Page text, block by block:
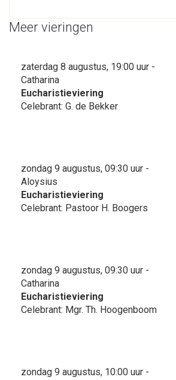
Meer vieringen
zaterdag 8 augustus, 19:00 uur -
Catharina
Eucharistieviering
Celebrant: G. de Bekker
zondag 9 augustus, 09:30 uur -
Aloysius
Eucharistieviering
Celebrant: Pastoor H. Boogers
zondag 9 augustus, 09:30 uur -
Catharina
Eucharistieviering
Celebrant: Mgr. Th. Hoogenboom
zondag 9 augustus, 10:00 uur -